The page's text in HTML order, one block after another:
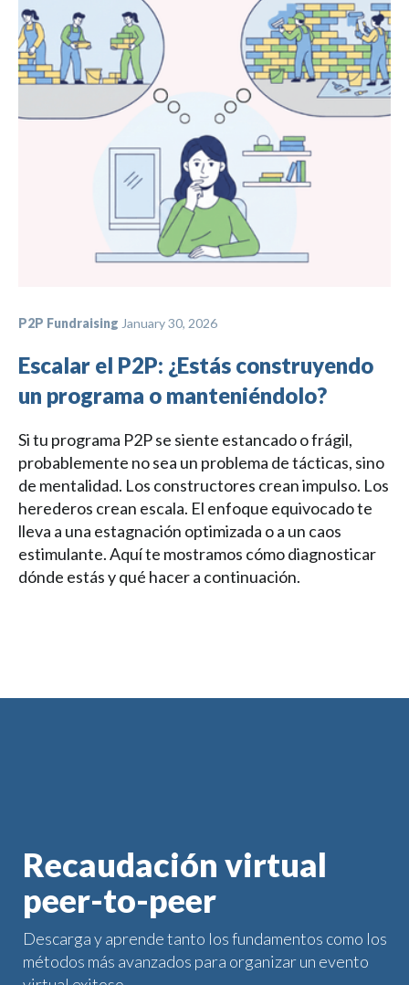
P2P Fundraising January 30, 2026
Escalar el P2P: ¿Estás construyendo
un programa o manteniéndolo?
Si tu programa P2P se siente estancado o frágil,
probablemente no sea un problema de tácticas, sino
de mentalidad. Los constructores crean impulso. Los
herederos crean escala. El enfoque equivocado te
lleva a una estagnación optimizada o a un caos
estimulante. Aquí te mostramos cómo diagnosticar
dónde estás y qué hacer a continuación.
Recaudación virtual
peer-to-peer
Descarga y aprende tanto los fundamentos como los
métodos más avanzados para organizar un evento